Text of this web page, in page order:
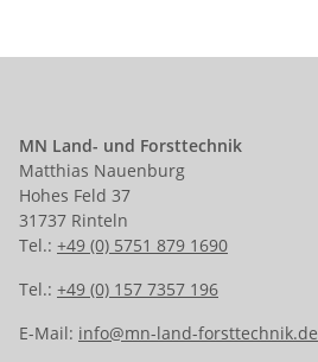
MN Land- und Forsttechnik
Matthias Nauenburg
Hohes Feld 37
31737 Rinteln
Tel.: +49 (0) 5751 879 1690
Tel.: +49 (0) 157 7357 196
E-Mail: info@mn-land-forsttechnik.de